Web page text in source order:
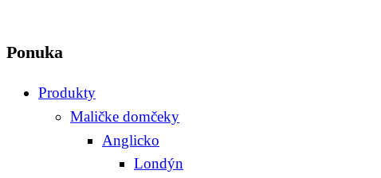
Ponuka
Produkty
Maličke domčeky
Anglicko
Londýn